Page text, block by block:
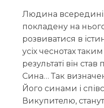
Людина всередині
покладену на
розвиватися в
усіх чеснотах
результаті він
Сина… Так
Його синами і
Викупителю,